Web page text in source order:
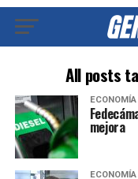
All posts
mejora